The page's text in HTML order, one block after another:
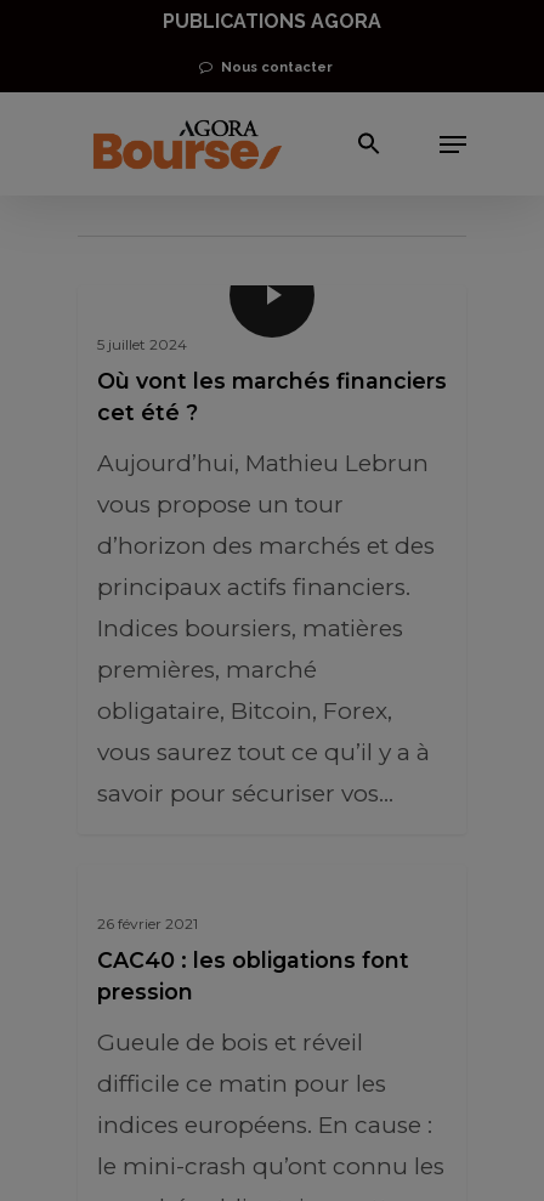
main
PUBLICATIONS AGORA
Nous contacter
Menu
indices européens
5 juillet 2024
Où vont les marchés financiers
cet été ?
Aujourd’hui, Mathieu Lebrun
vous propose un tour
d’horizon des marchés et des
principaux actifs financiers.
Indices boursiers, matières
premières, marché
obligataire, Bitcoin, Forex,
vous saurez tout ce qu’il y a à
savoir pour sécuriser vos…
26 février 2021
CAC40 : les obligations font
pression
Gueule de bois et réveil
difficile ce matin pour les
indices européens. En cause :
le mini-crash qu’ont connu les